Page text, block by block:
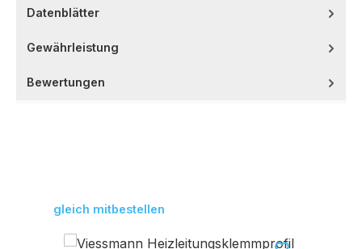
Datenblätter
Gewährleistung
Bewertungen
Produktgalerie überspringen
gleich mitbestellen